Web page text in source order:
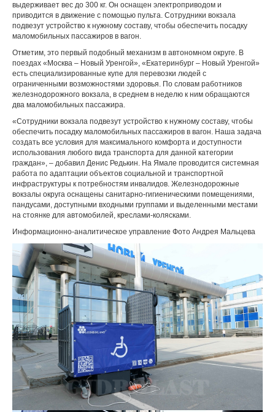
выдерживает вес до 300 кг. Он оснащен электроприводом и
приводится в движение с помощью пульта. Сотрудники вокзала
подвезут устройство к нужному составу, чтобы обеспечить посадку
маломобильных пассажиров в вагон.
Отметим, это первый подобный механизм в автономном округе. В
поездах «Москва – Новый Уренгой», «Екатеринбург – Новый Уренгой»
есть специализированные купе для перевозки людей с
ограниченными возможностями здоровья. По словам работников
железнодорожного вокзала, в среднем в неделю к ним обращаются
два маломобильных пассажира.
«Сотрудники вокзала подвезут устройство к нужному составу, чтобы
обеспечить посадку маломобильных пассажиров в вагон. Наша задача
создать все условия для максимального комфорта и доступности
использования любого вида транспорта для данной категории
граждан», – добавил Денис Редькин. На Ямале проводится системная
работа по адаптации объектов социальной и транспортной
инфраструктуры к потребностям инвалидов. Железнодорожные
вокзалы округа оснащены санитарно-гигиеническими помещениями,
пандусами, доступными входными группами и выделенными местами
на стоянке для автомобилей, креслами-колясками.
Информационно-аналитическое управление Фото Андрея Мальцева